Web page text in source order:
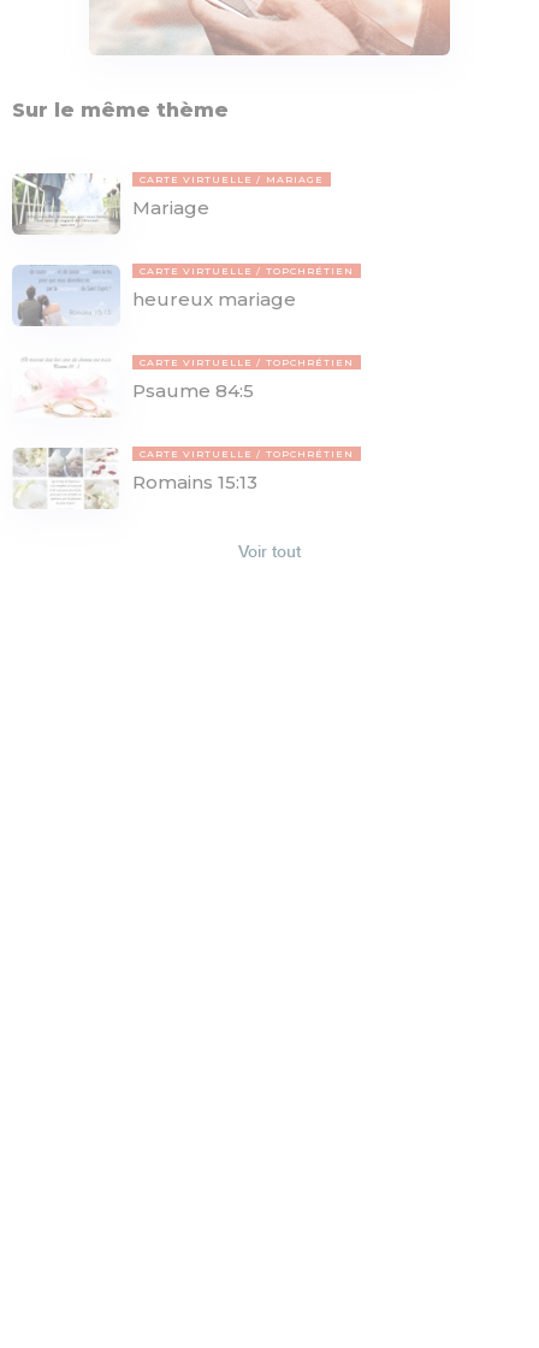
Sur le même thème
CARTE VIRTUELLE MARIAGE
Mariage
CARTE VIRTUELLE TOPCHRÉTIEN
heureux mariage
CARTE VIRTUELLE TOPCHRÉTIEN
Psaume 84:5
CARTE VIRTUELLE TOPCHRÉTIEN
Romains 15:13
Voir tout